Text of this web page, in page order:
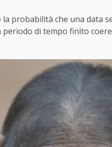
la probabilità che una data
di tempo finito